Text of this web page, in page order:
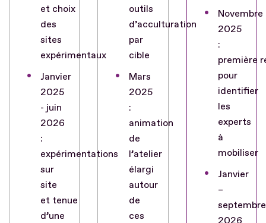
et choix
des
sites
expérimentaux
Janvier
2025
- juin
2026
:
expérimentations
sur
site
et tenue
d’une
outils
d’acculturation
par
cible
Mars
2025
:
animation
de
l’atelier
élargi
autour
de
ces
Novembre
2025
:
première
pour
identifier
les
experts
à
mobiliser
Janvier
–
septembre
2026